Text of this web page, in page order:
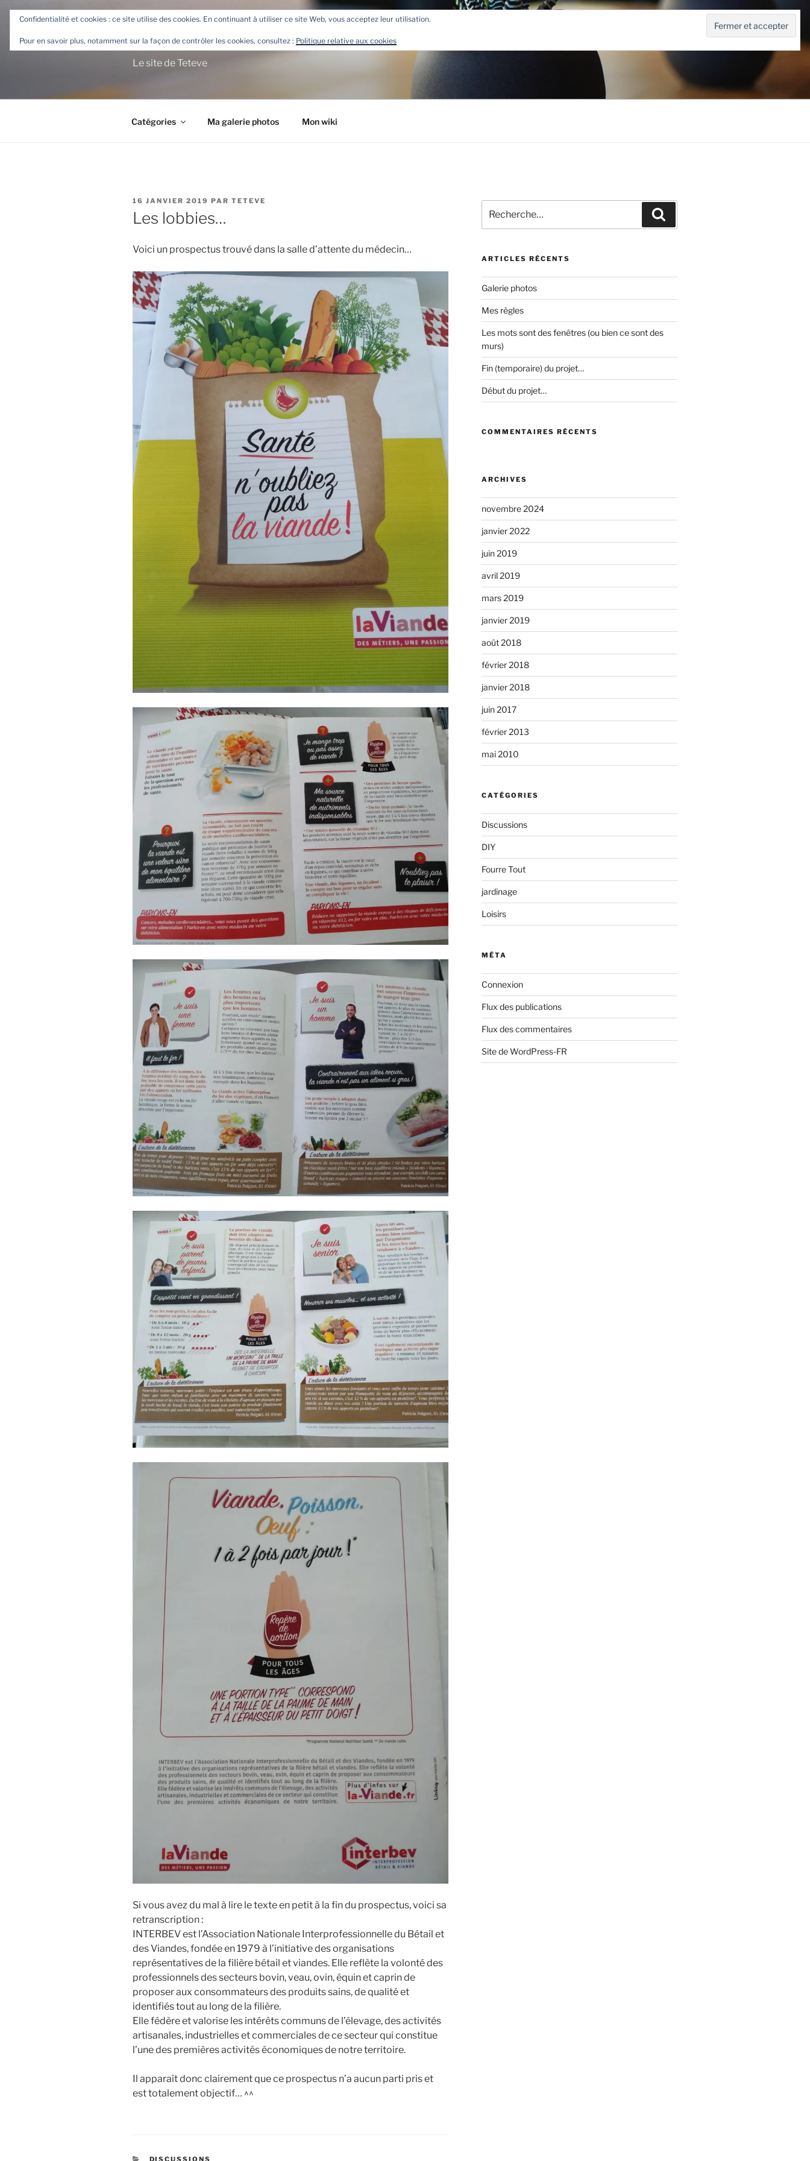
contenu
principal
TETEVE.FR
Le site de Teteve
Catégories Ma galerie photos Mon wiki
PUBLIÉ
LE
16 JANVIER 2019 PAR TETEVE
Les lobbies…
Voici un prospectus trouvé dans la salle d’attente du médecin…
Si vous avez du mal à lire le texte en petit à la fin du prospectus, voici sa
retranscription :
INTERBEV est l’Association Nationale Interprofessionnelle du Bétail et
des Viandes, fondée en 1979 à l’initiative des organisations
représentatives de la filière bétail et viandes. Elle reflète la volonté des
professionnels des secteurs bovin, veau, ovin, équin et caprin de
proposer aux consommateurs des produits sains, de qualité et
identifiés tout au long de la filière.
Elle fédère et valorise les intérêts communs de l’élevage, des activités
artisanales, industrielles et commerciales de ce secteur qui constitue
l’une des premières activités économiques de notre territoire.
Il apparaît donc clairement que ce prospectus n’a aucun parti pris et
est totalement objectif… ^^
CATÉGORIES
DISCUSSIONS
pour
:
ARTICLES RÉCENTS
Galerie photos
Mes règles
Les mots sont des fenêtres (ou bien ce sont des
murs)
Fin (temporaire) du projet…
Début du projet…
COMMENTAIRES RÉCENTS
ARCHIVES
novembre 2024
janvier 2022
juin 2019
avril 2019
mars 2019
janvier 2019
août 2018
février 2018
janvier 2018
juin 2017
février 2013
mai 2010
CATÉGORIES
Discussions
DIY
Fourre Tout
jardinage
Loisirs
MÉTA
Connexion
Flux des publications
Flux des commentaires
Site de WordPress-FR
Confidentialité et cookies : ce site utilise des cookies. En continuant à utiliser ce site Web, vous acceptez leur utilisation.
Pour en savoir plus, notamment sur la façon de contrôler les cookies, consultez : Politique relative aux cookies